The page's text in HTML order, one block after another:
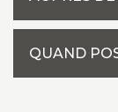
QUAND